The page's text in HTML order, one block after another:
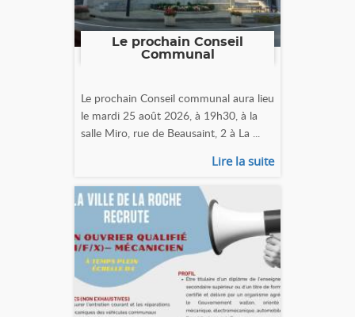
Le prochain Conseil
Communal
Le prochain Conseil communal aura lieu
le mardi 25 août 2026, à 19h30, à la
salle Miro, rue de Beausaint, 2 à La ...
Lire la suite